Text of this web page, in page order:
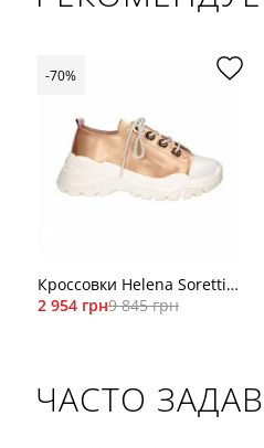
Кроссовки Helena Soretti
3059тк зол
2 954 грн9 845 грн
-70%
ЧАСТО